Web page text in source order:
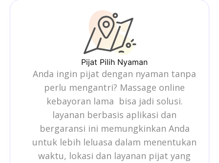
Pijat Pilih Nyaman
Anda ingin pijat dengan nyaman tanpa
perlu mengantri? Massage online
kebayoran lama bisa jadi solusi.
layanan berbasis aplikasi dan
bergaransi ini memungkinkan Anda
untuk lebih leluasa dalam menentukan
waktu, lokasi dan layanan pijat yang